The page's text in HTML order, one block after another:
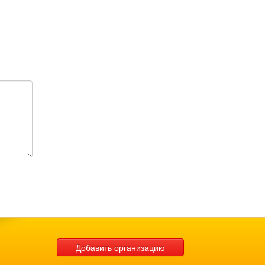
Добавить организацию